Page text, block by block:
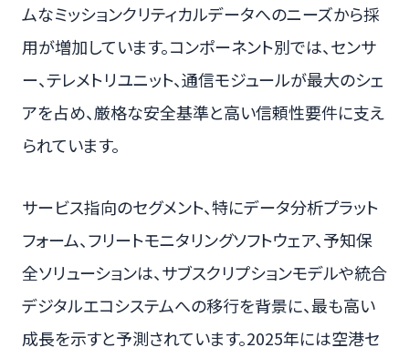
ムなミッションクリティカルデータへのニーズから採
用が増加しています。コンポーネント別では、センサ
ー、テレメトリユニット、通信モジュールが最大のシェ
アを占め、厳格な安全基準と高い信頼性要件に支え
られています。
サービス指向のセグメント、特にデータ分析プラット
フォーム、フリートモニタリングソフトウェア、予知保
全ソリューションは、サブスクリプションモデルや統合
デジタルエコシステムへの移行を背景に、最も高い
成長を示すと予測されています。2025年には空港セ